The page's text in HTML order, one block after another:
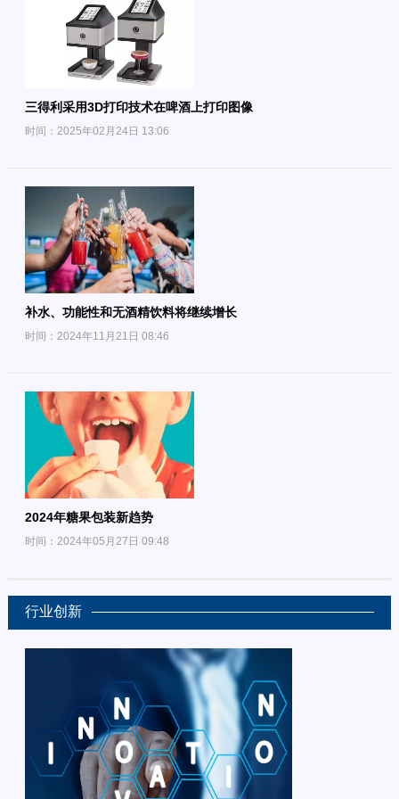
三得利采用3D打印技术在啤酒上打印图像
时间：2025年02月24日 13:06
补水、功能性和无酒精饮料将继续增长
时间：2024年11月21日 08:46
2024年糖果包装新趋势
时间：2024年05月27日 09:48
行业创新